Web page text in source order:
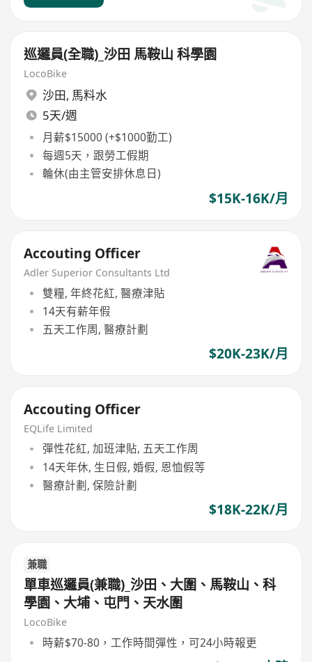
巡邏員(全職)_沙田 馬鞍山 科學園
LocoBike
沙田, 馬料水
5天/週
月薪$15000 (+$1000勤工)
每週5天，跟勞工假期
輪休(由主管安排休息日)
$15K-16K/月
Accouting Officer
Adler Superior Consultants Ltd
雙糧, 年終花紅, 醫療津貼
14天有薪年假
五天工作周, 醫療計劃
$20K-23K/月
Accouting Officer
EQLife Limited
彈性花紅, 加班津貼, 五天工作周
14天年休, 生日假, 婚假, 恩恤假等
醫療計劃, 保險計劃
$18K-22K/月
兼職
單車巡邏員(兼職)_沙田、大圍、馬鞍山、科
學園、大埔、屯門、天水圍
LocoBike
時薪$70-80，工作時間彈性，可24小時報更